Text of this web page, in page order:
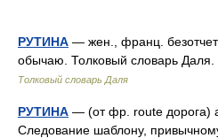
РУТИНА — жен., франц.
обычаю. Толковый словарь
Толковый словарь Даля
РУТИНА — (от фр. route дорога)
Следование шаблону,